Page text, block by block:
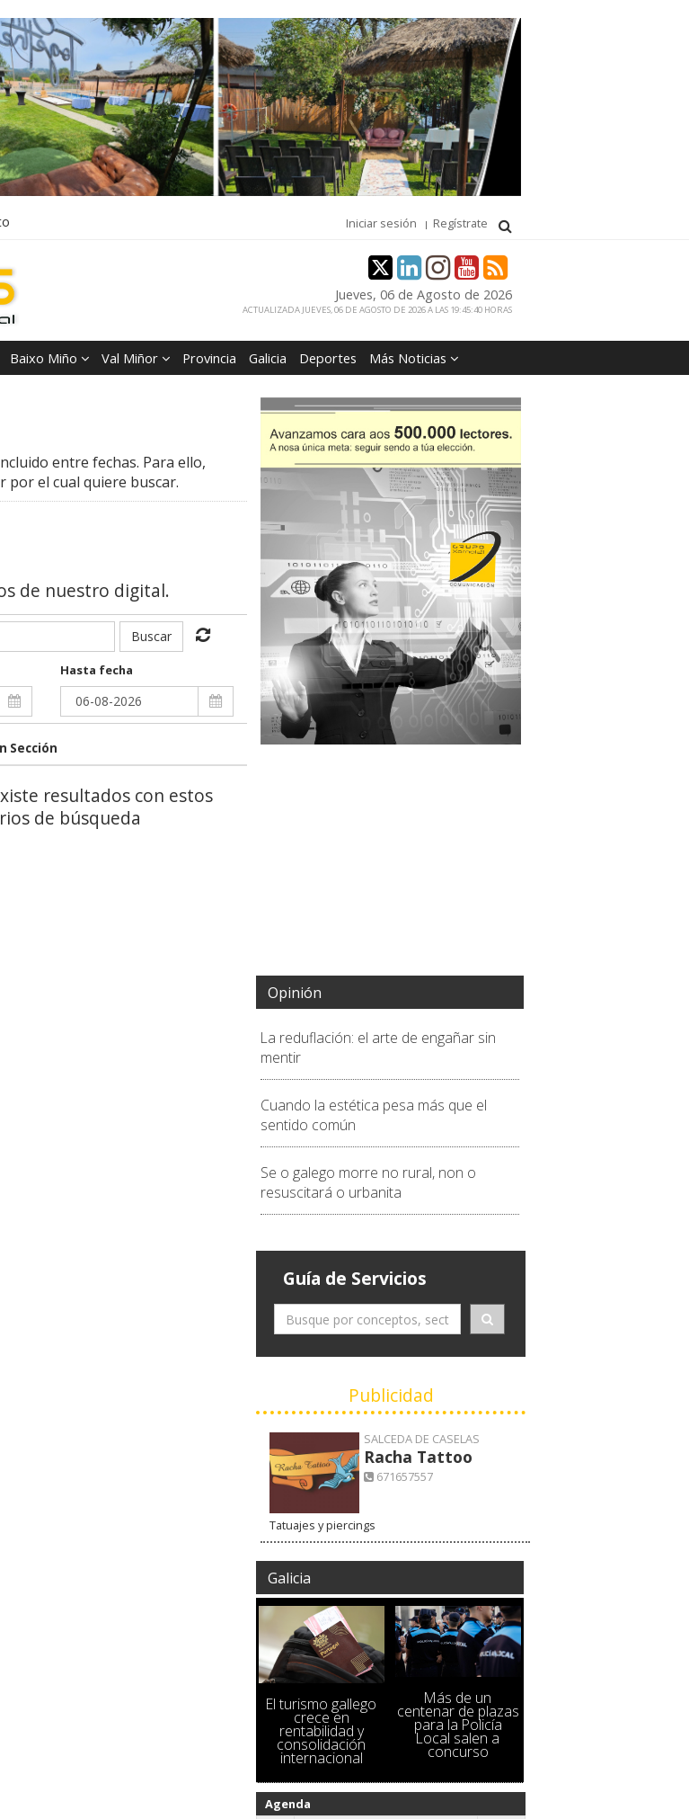
Iniciar sesión Regístrate
Jueves, 06 de Agosto de 2026
ACTUALIZADA JUEVES, 06 DE AGOSTO DE 2026 A LAS 19:45:40 HORAS
Baixo Miño Val Miñor Provincia Galicia Deportes Más Noticias
entre fechas. Para ello,
por el cual quiere buscar.
de nuestro digital.
Buscar
Hasta fecha
Sección
resultados con estos
de búsqueda
Opinión
La reduflación: el arte de engañar sin
mentir
Cuando la estética pesa más que el
sentido común
Se o galego morre no rural, non o
resuscitará o urbanita
Guía de Servicios
Publicidad
SALCEDA DE CASELAS
Racha Tattoo
671657557
Tatuajes y piercings
Galicia
El turismo gallego
crece en
rentabilidad y
consolidación
internacional
Más de un
centenar de plazas
para la Policía
Local salen a
concurso
Agenda